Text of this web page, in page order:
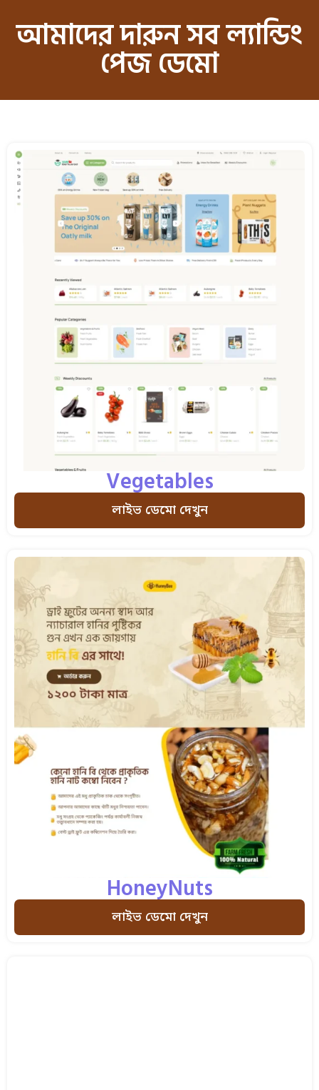
আমাদের দারুন সব ল্যান্ডিং
পেজ ডেমো
Vegetables
লাইভ ডেমো দেখুন
HoneyNuts
লাইভ ডেমো দেখুন